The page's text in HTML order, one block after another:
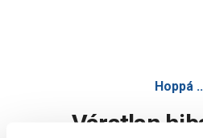
Hoppá
Váratlan